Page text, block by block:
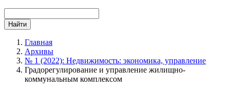
Найти
Главная
Архивы
№ 1 (2022): Недвижимость: экономика, управление
Градорегулирование и управление жилищно-
коммунальным комплексом